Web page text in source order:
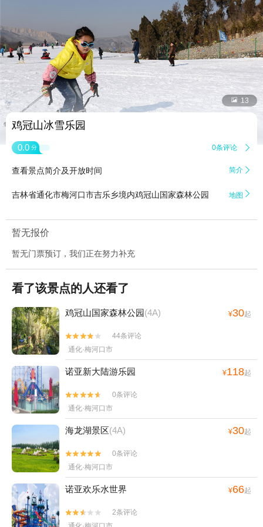
 13
鸡冠山冰雪乐园
0.0 分 0条评论 
查看景点简介及开放时间 简介 
吉林省通化市梅河口市吉乐乡境内鸡冠山国家森林公园 地图 
暂无报价
暂无门票预订，我们正在努力补充
看了该景点的人还看了
鸡冠山国家森林公园(4A) ¥30起


44条评论
通化·梅河口市
诺亚新大陆游乐园 ¥118起


0条评论
通化·梅河口市
海龙湖景区(4A) ¥30起


0条评论
通化·梅河口市
诺亚欢乐水世界 ¥66起


2条评论